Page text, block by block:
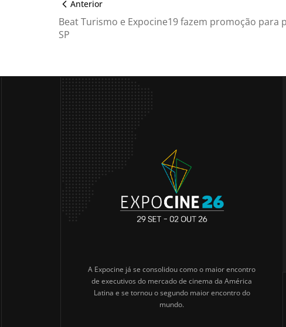
Anterior
Beat Turismo e Expocine19 fazem promoção para
SP
A Expocine já se consolidou como o maior encontro
de executivos do mercado de cinema da América
Latina e se tornou o segundo maior encontro do
mundo.